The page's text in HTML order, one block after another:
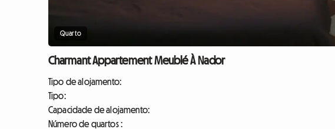
Quarto
Charmant Appartement Meublé À Nador
Tipo de alojamento:
Tipo:
Capacidade de alojamento:
Número de quartos :